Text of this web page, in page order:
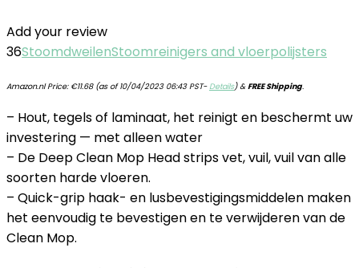
Add your review
36StoomdweilenStoomreinigers and vloerpolijsters
Amazon.nl Price: €11.68(as of 10/04/2023 06:43 PST- Details)&FREE Shipping.
– Hout, tegels of laminaat, het reinigt en beschermt uw
investering — met alleen water
– De Deep Clean Mop Head strips vet, vuil, vuil van alle
soorten harde vloeren.
– Quick-grip haak- en lusbevestigingsmiddelen maken
het eenvoudig te bevestigen en te verwijderen van de
Clean Mop.